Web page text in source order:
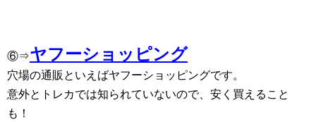
⑥⇒ヤフーショッピング
穴場の通販といえばヤフーショッピングです。
意外とトレカでは知られていないので、安く買えること
も！